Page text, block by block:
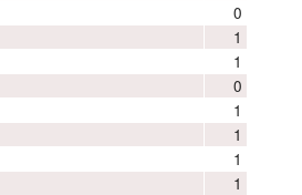
0
1
1
0
1
1
1
1